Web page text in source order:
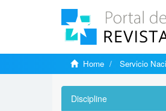
Home Servicio
Discipline